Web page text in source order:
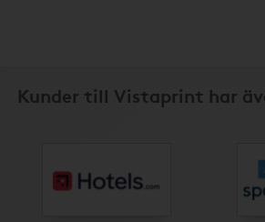
Kunder till Vistaprint har